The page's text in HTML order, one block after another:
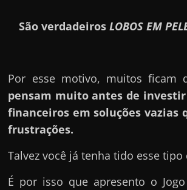
São verdadeirosLOBOS EM
Por esse motivo, muitos ficam
pensam muito antes de investir
financeiros em soluções vazias
frustrações.
Talvez você já tenha tido esse
É por isso que apresento o